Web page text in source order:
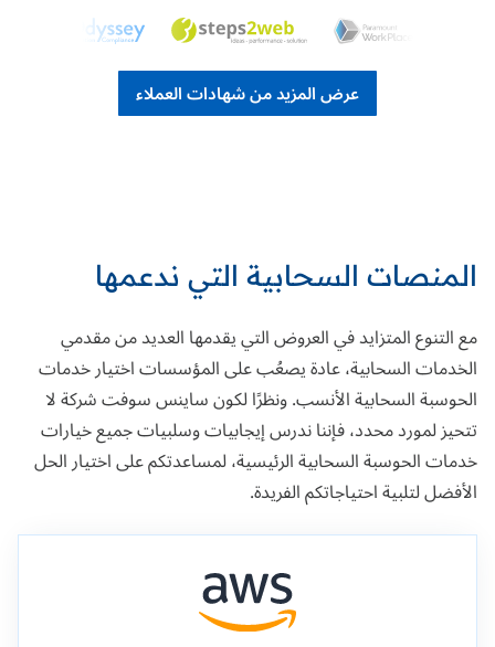
عرض المزيد من شهادات العملاء
المنصات السحابية التي ندعمها
مع التنوع المتزايد في العروض التي يقدمها العديد من مقدمي
الخدمات السحابية، عادة يصعُب على المؤسسات اختيار خدمات
الحوسبة السحابية الأنسب. ونظرًا لكون ساينس سوفت شركة لا
تتحيز لمورد محدد، فإننا ندرس إيجابيات وسلبيات جميع خيارات
خدمات الحوسبة السحابية الرئيسية، لمساعدتكم على اختيار الحل
الأفضل لتلبية احتياجاتكم الفريدة.